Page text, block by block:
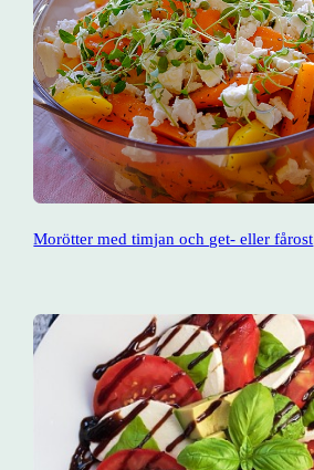
Morötter med timjan och get- eller fårost